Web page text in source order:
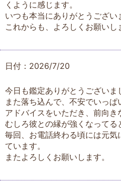
くように感じます。
いつも本当にありがとうござい
これからも、よろしくお願いし
日付：2026/7/20
今日も鑑定ありがとうございま
また落ち込んで、不安でいっ
アドバイスをいただき、前向き
むしろ彼との縁が強くなってる
毎回、お電話終わる頃には元気
ています。
またよろしくお願いします。